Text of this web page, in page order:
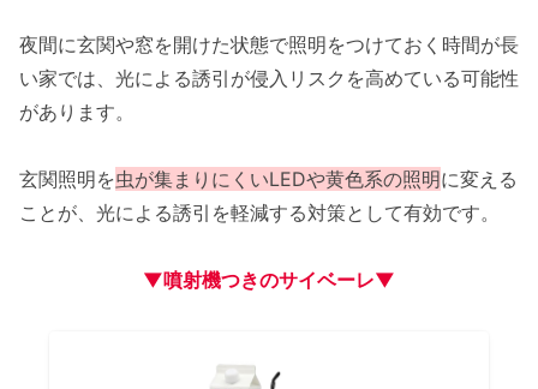
夜間に玄関や窓を開けた状態で照明をつけておく時間が長
い家では、光による誘引が侵入リスクを高めている可能性
があります。
玄関照明を虫が集まりにくいLEDや黄色系の照明に変える
ことが、光による誘引を軽減する対策として有効です。
▼噴射機つきのサイベーレ▼